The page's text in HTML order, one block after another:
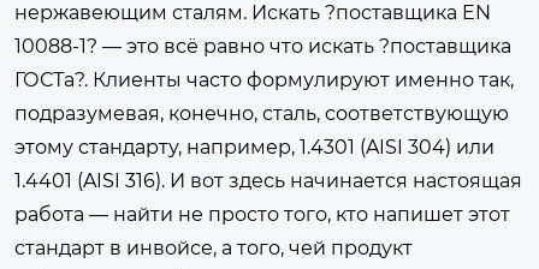
нержавеющим сталям. Искать ?поставщика EN
10088-1? — это всё равно что искать ?поставщика
ГОСТа?. Клиенты часто формулируют именно так,
подразумевая, конечно, сталь, соответствующую
этому стандарту, например, 1.4301 (AISI 304) или
1.4401 (AISI 316). И вот здесь начинается настоящая
работа — найти не просто того, кто напишет этот
стандарт в инвойсе, а того, чей продукт